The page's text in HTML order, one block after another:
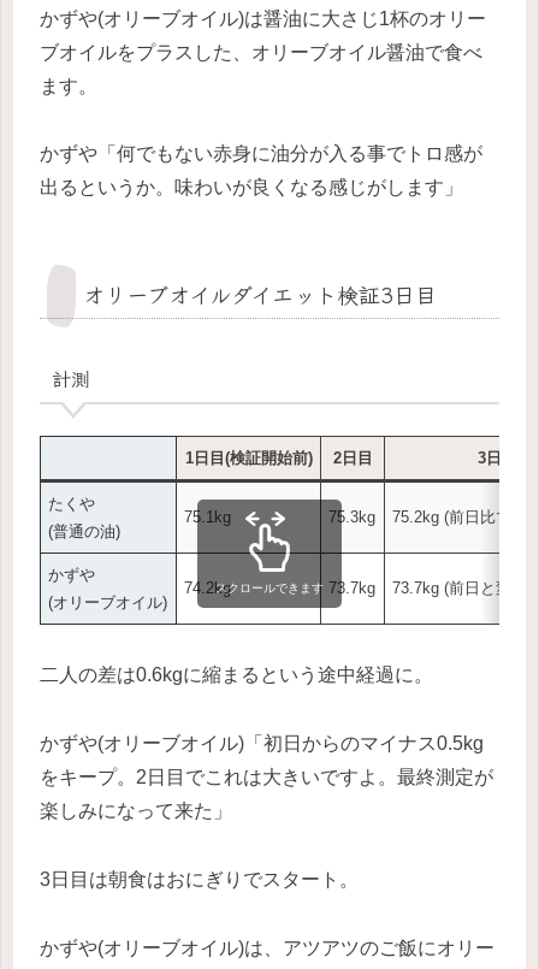
かずや(オリーブオイル)は醤油に大さじ1杯のオリー
ブオイルをプラスした、オリーブオイル醤油で食べ
ます。
かずや「何でもない赤身に油分が入る事でトロ感が
出るというか。味わいが良くなる感じがします」
オリーブオイルダイエット検証3日目
計測
1日目(検証開始前) 2日目 3日目
たくや
(普通の油)
75.1kg 75.3kg 75.2kg (前日比マイ
かずや
(オリーブオイル)
74.2kg 73.7kg 73.7kg (前日と変わ
スクロールできます
二人の差は0.6kgに縮まるという途中経過に。
かずや(オリーブオイル)「初日からのマイナス0.5kg
をキープ。2日目でこれは大きいですよ。最終測定が
楽しみになって来た」
3日目は朝食はおにぎりでスタート。
かずや(オリーブオイル)は、アツアツのご飯にオリー